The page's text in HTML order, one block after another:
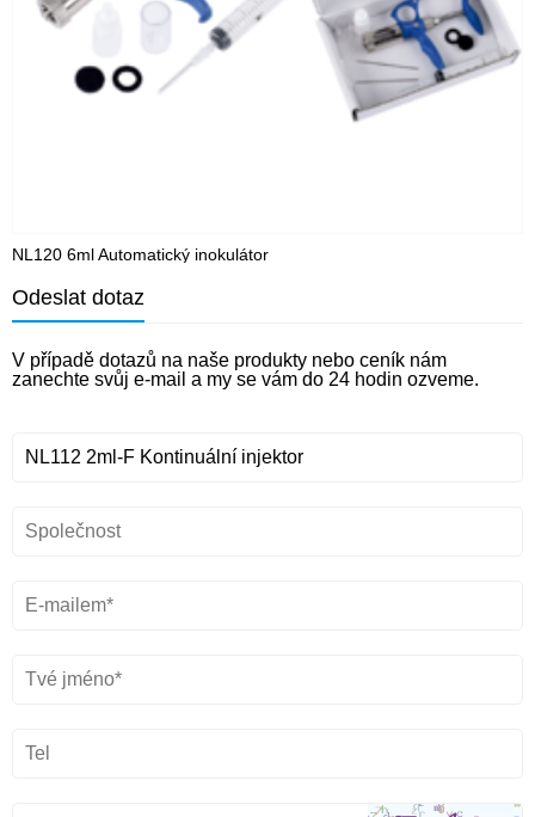
NL120 6ml Automatický inokulátor
Odeslat dotaz
V případě dotazů na naše produkty nebo ceník nám
zanechte svůj e-mail a my se vám do 24 hodin ozveme.